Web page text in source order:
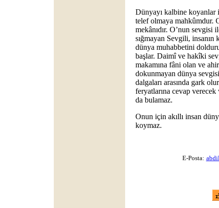
Dünyayı kalbine koyanlar
telef olmaya mahkûmdur.
mekânıdır. O’nun sevgisi
sığmayan Sevgili, insanın
dünya muhabbetini
başlar. Daimî ve hakîki
makamına fâni olan ve
dokunmayan dünya
dalgaları arasında gark
feryatlarına cevap verecek
da bulamaz.
Onun için akıllı insan
koymaz.
E-Posta: